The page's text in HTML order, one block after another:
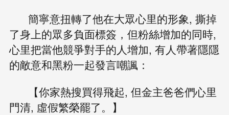
簡寧意扭轉了他在大眾心里的形象, 撕掉
了身上的眾多負面標簽，但粉絲增加的同時,
心里把當他競爭對手的人增加, 有人帶著隱隱
的敵意和黑粉一起發言嘲諷：
【你家熱搜買得飛起, 但金主爸爸們心里
門清, 虛假繁榮罷了。】